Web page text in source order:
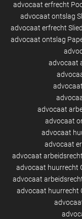
advocaat erfrecht
advocaat ontslag
advocaat erfrecht
advocaat ontslag
advocaat
advocaat
advocaat
advocaat
advocaat
advocaat
advocaat huurrecht
advocaat
advocaat huurrecht